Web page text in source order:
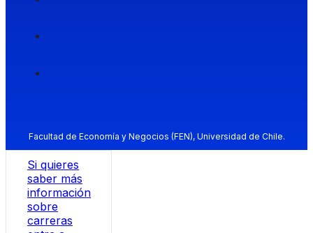
Facultad de Economía y Negocios (FEN), Universidad de Chile.
Si quieres
saber más
información
sobre
carreras